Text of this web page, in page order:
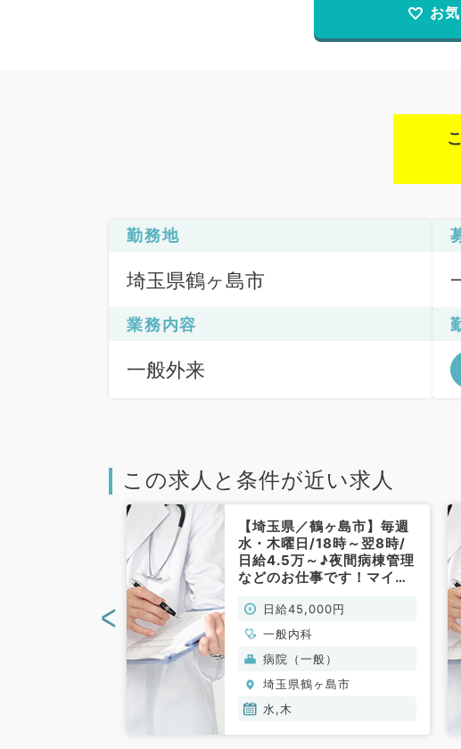
お
勤務地
埼玉県鶴ヶ島市
業務内容
一般外来
この求人と条件が近い求人
【埼玉県／鶴ヶ島市】毎週
水・木曜日/18時～翌8時/
日給4.5万～♪夜間病棟管理
などのお仕事です！マイカ
勤）日給45,000円
一般内科
病院（一般）
埼玉県鶴ヶ島市
水,木
<